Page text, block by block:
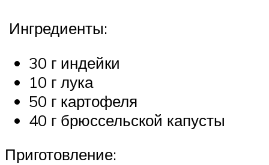
Ингредиенты:
30 г индейки
10 г лука
50 г картофеля
40 г брюссельской капусты
Приготовление: